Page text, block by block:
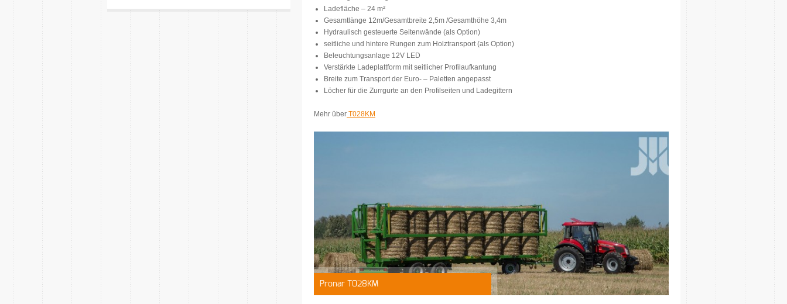
Ladefläche – 24 m²
Gesamtlänge 12m/Gesamtbreite 2,5m /Gesamthöhe 3,4m
Hydraulisch gesteuerte Seitenwände (als Option)
seitliche und hintere Rungen zum Holztransport (als Option)
Beleuchtungsanlage 12V LED
Verstärkte Ladeplattform mit seitlicher Profilaufkantung
Breite zum Transport der Euro- – Paletten angepasst
Löcher für die Zurrgurte an den Profilseiten und Ladegittern
Mehr über T028KM
Pronar T028KM